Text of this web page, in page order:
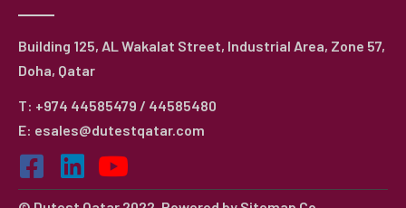
Building 125, AL Wakalat Street, Industrial Area, Zone 57,
Doha, Qatar
T: +974 44585479 / 44585480
E: esales@dutestqatar.com